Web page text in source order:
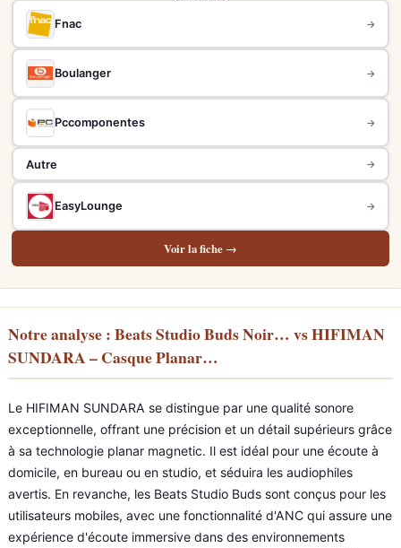
Fnac →
Boulanger →
Pccomponentes →
Autre →
EasyLounge →
Voir la fiche →
Notre analyse : Beats Studio Buds Noir… vs HIFIMAN
SUNDARA – Casque Planar…
Le HIFIMAN SUNDARA se distingue par une qualité sonore
exceptionnelle, offrant une précision et un détail supérieurs grâce
à sa technologie planar magnetic. Il est idéal pour une écoute à
domicile, en bureau ou en studio, et séduira les audiophiles
avertis. En revanche, les Beats Studio Buds sont conçus pour les
utilisateurs mobiles, avec une fonctionnalité d'ANC qui assure une
expérience d'écoute immersive dans des environnements